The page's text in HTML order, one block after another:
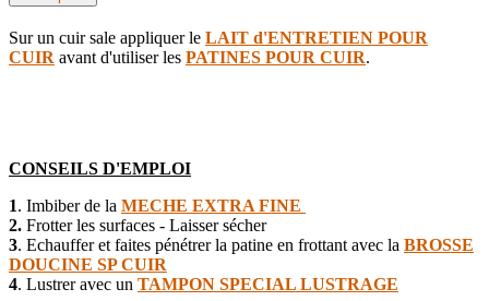
Sur un cuir sale appliquer le LAIT d'ENTRETIEN POUR
CUIR avant d'utiliser les PATINES POUR CUIR.
CONSEILS D'EMPLOI
1. Imbiber de la MECHE EXTRA FINE
2. Frotter les surfaces - Laisser sécher
3. Echauffer et faites pénétrer la patine en frottant avec la BROSSE
DOUCINE SP CUIR
4. Lustrer avec un TAMPON SPECIAL LUSTRAGE